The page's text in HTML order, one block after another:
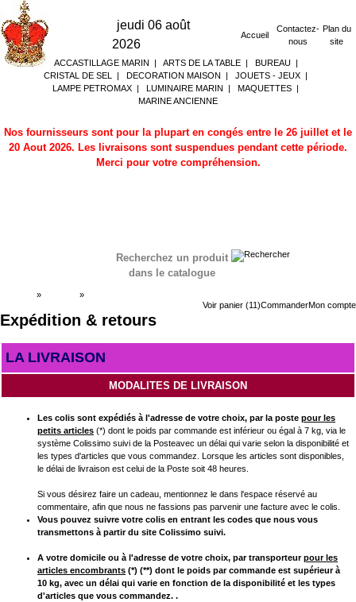
jeudi 06 août
2026
Accueil
Contactez-
nous
Plan du
site
ACCASTILLAGE MARIN | ARTS DE LA TABLE| BUREAU|
CRISTAL DE SEL
| DECORATION MAISON | JOUETS - JEUX |
LAMPE PETROMAX | LUMINAIRE MARIN | MAQUETTES |
MARINE ANCIENNE
Nos fournisseurs sont pour la plupart en congés entre le 26 juillet et le
20 Aout 2026. Les livraisons sont suspendues pendant cette période.
Merci pour votre compréhension.
Recherchez un produit
dans le catalogue
Voir panier (11)CommanderMon compte
» »
Expédition & retours
LA LIVRAISON
MODALITES DE LIVRAISON
Les colis sont expédiés à l'adresse de votre choix, par la poste pour les
petits articles (*) dont le poids par commande est inférieur ou égal à 7 kg, via le
système Colissimo suivi de la Posteavec un délai qui varie selon la disponibilité et
les types d'articles que vous commandez. Lorsque les articles sont disponibles,
le délai de livraison est celui de la Poste soit 48 heures.
Si vous désirez faire un cadeau, mentionnez le dans l'espace réservé au
commentaire, afin que nous ne fassions pas parvenir une facture avec le colis.
Vous pouvez suivre votre colis en entrant les codes que nous vous
transmettons à partir du site Colissimo suivi.
A votre domicile ou à l'adresse de votre choix, par transporteurpour les
articles encombrants (*) (**) dont le poids par commande est supérieur à
10 kg, avec un délai qui varie en fonction de la disponibilité et les types
d'articles que vous commandez. .